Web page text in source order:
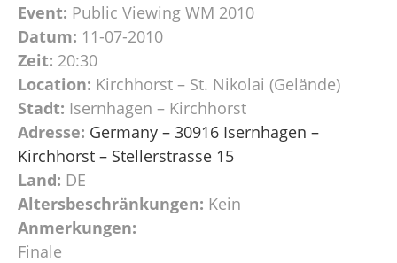
Event: Public Viewing WM 2010
Datum: 11-07-2010
Zeit: 20:30
Location: Kirchhorst – St. Nikolai (Gelände)
Stadt: Isernhagen – Kirchhorst
Adresse: Germany – 30916 Isernhagen –
Kirchhorst – Stellerstrasse 15
Land: DE
Altersbeschränkungen: Kein
Anmerkungen:
Finale